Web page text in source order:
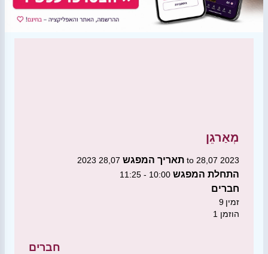
מְאַרגֵן
תאריך המפגש 28,07 2023 to 28,07 2023
התחלת המפגש 10:00 - 11:25
חברים
9 זמין
1 הוזמן
חברים